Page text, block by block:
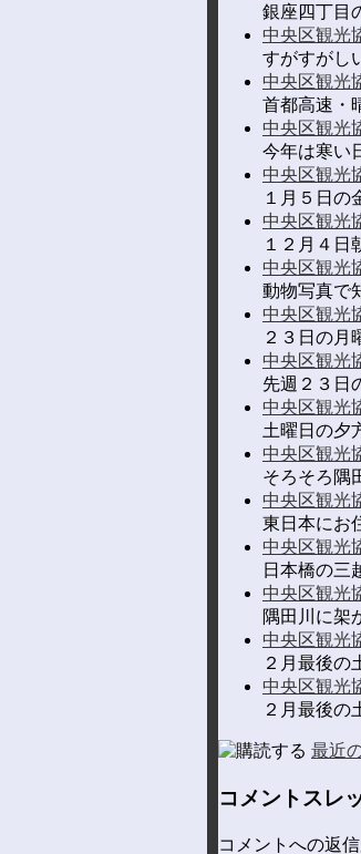
銀座四丁目
中央区観光
すがすがし
中央区観光
首都高速・
中央区観光
今年は寒い
中央区観光
１月５日
中央区観光
１２月４日
中央区観光
動物写真で
中央区観光
２３日の月
中央区観光
先週２３日
中央区観光
土曜日の夕
中央区観光
そろそろ隅
中央区観光
東日本にお
中央区観光
日本橋の三
中央区観光
隅田川に架
中央区観光
２月最後の
中央区観光
２月最後の
最近
コメントスレ
コメントへの返